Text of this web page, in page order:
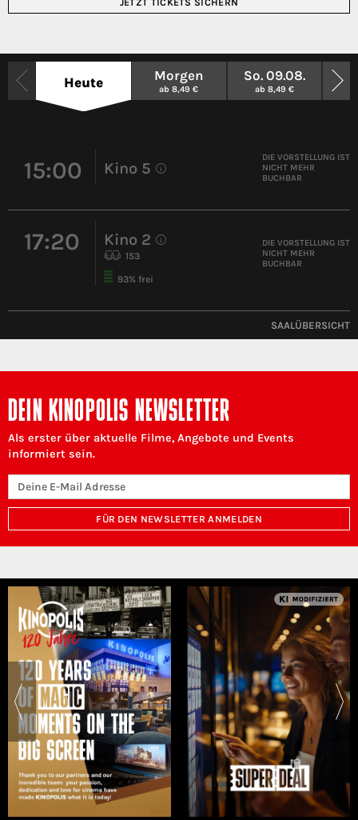
JETZT TICKETS SICHERN
Heute Morgen
ab 8,49 €
So. 09.08.
ab 8,49 €
15:00 Kino 5 i
DIE VORSTELLUNG IST
NICHT MEHR
BUCHBAR
17:20 Kino 2 i
153
93% frei
DIE VORSTELLUNG IST
NICHT MEHR
BUCHBAR
SAALÜBERSICHT
DEIN KINOPOLIS NEWSLETTER
Als erster über aktuelle Filme, Angebote und Events
informiert sein.
FÜR DEN NEWSLETTER ANMELDEN